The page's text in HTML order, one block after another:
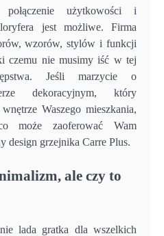
użytkowości i
jest możliwe. Firma
wzorów, stylów i funkcji
czemu nie musimy iść w tej
Jeśli marzycie o
dekoracyjnym, który
Waszego mieszkania,
może zaoferować Wam
design grzejnika Carre Plus.
ale czy to
lada gratka dla wszelkich